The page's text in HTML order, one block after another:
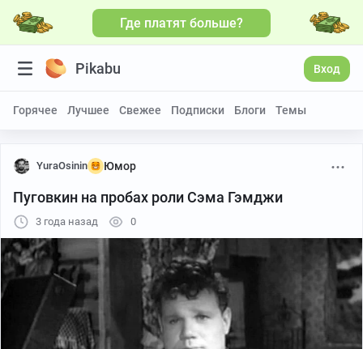
Где платят больше?
Pikabu Вход
Горячее Лучшее Свежее Подписки Блоги Темы
YuraOsinin Юмор
Пуговкин на пробах роли Сэма Гэмджи
3 года назад 0